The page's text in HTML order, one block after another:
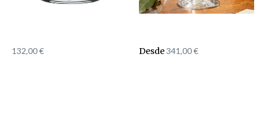
132,00€ Desde341,00€